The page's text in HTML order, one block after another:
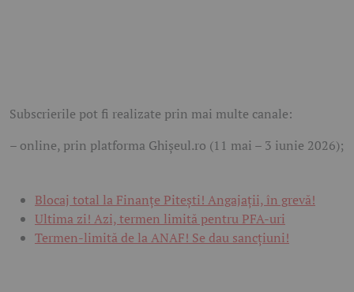
Subscrierile pot fi realizate prin mai multe canale:
– online, prin platforma Ghișeul.ro (11 mai – 3 iunie 2026);
Blocaj total la Finanțe Pitești! Angajații, în grevă!
Ultima zi! Azi, termen limită pentru PFA-uri
Termen-limită de la ANAF! Se dau sancțiuni!